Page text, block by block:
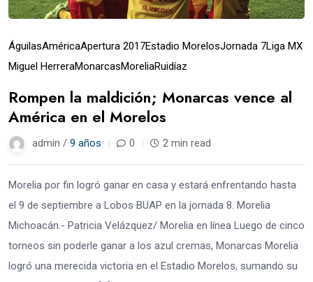
ÁguilasAméricaApertura 2017Estadio MorelosJornada 7Liga MX
Miguel HerreraMonarcasMoreliaRuidíaz
Rompen la maldición; Monarcas vence al
América en el Morelos
admin / 9 años 0 2 min read
Morelia por fin logró ganar en casa y estará enfrentando hasta
el 9 de septiembre a Lobos BUAP en la jornada 8. Morelia
Michoacán.- Patricia Velázquez/ Morelia en línea Luego de cinco
torneos sin poderle ganar a los azul cremas, Monarcas Morelia
logró una merecida victoria en el Estadio Morelos, sumando su